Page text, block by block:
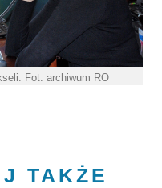
Fot. archiwum RO
TAKŻE